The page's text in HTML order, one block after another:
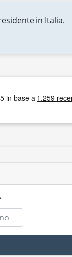
in Italia.